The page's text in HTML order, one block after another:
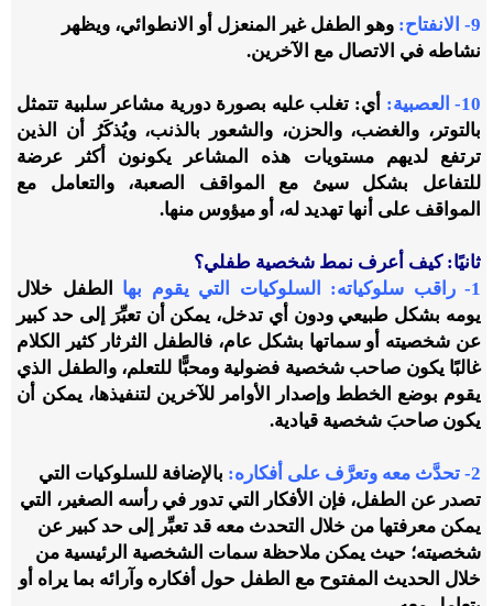
9- الانفتاح : وهو الطفل غير المنعزل أو الانطوائي، ويظهر
نشاطه في الاتصال مع الآخرين.
10- العصبية : أي: تغلب عليه بصورة دورية مشاعر سلبية تتمثل
بالتوتر، والغضب، والحزن، والشعور بالذنب، ويُذكَرُ أن الذين
ترتفع لديهم مستويات هذه المشاعر يكونون أكثر عرضة
للتفاعل بشكل سيئ مع المواقف الصعبة، والتعامل مع
المواقف على أنها تهديد له، أو ميؤوس منها.
ثانيًا: كيف أعرف نمط شخصية طفلي؟
1- راقب سلوكياته: السلوكيات التي يقوم بها
الطفل خلال
يومه بشكل طبيعي ودون أي تدخل، يمكن أن تعبِّرَ إلى حد كبير
عن شخصيته أو سماتها بشكل عام، فالطفل الثرثار كثير الكلام
غالبًا يكون صاحب شخصية فضولية ومحبًّا للتعلم، والطفل الذي
يقوم بوضع الخطط وإصدار الأوامر للآخرين لتنفيذها، يمكن أن
يكون صاحبَ شخصية قيادية.
2- تحدَّث معه وتعرَّف على أفكاره : بالإضافة للسلوكيات التي
تصدر عن الطفل، فإن الأفكار التي تدور في رأسه الصغير، التي
يمكن معرفتها من خلال التحدث معه قد تعبِّر إلى حد كبير عن
شخصيته؛ حيث يمكن ملاحظة سمات الشخصية الرئيسية من
خلال الحديث المفتوح مع الطفل حول أفكاره وآرائه بما يراه أو